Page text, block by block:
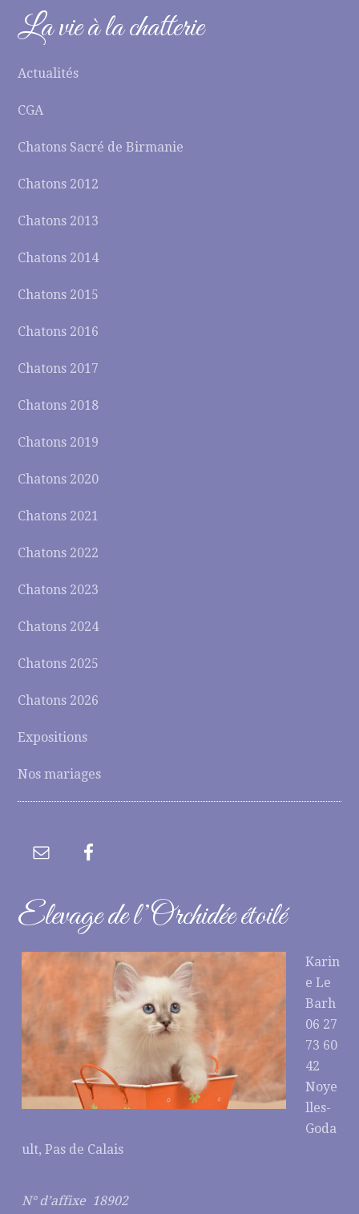
La vie à la chatterie
Actualités
CGA
Chatons Sacré de Birmanie
Chatons 2012
Chatons 2013
Chatons 2014
Chatons 2015
Chatons 2016
Chatons 2017
Chatons 2018
Chatons 2019
Chatons 2020
Chatons 2021
Chatons 2022
Chatons 2023
Chatons 2024
Chatons 2025
Chatons 2026
Expositions
Nos mariages
Elevage de l’Orchidée étoilé
Karin
e Le
Barh
06 27
73 60
42
Noye
lles-
Goda
ult, Pas de Calais
N° d’affixe 18902